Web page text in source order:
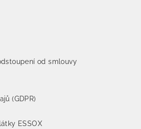
od smlouvy
(GDPR)
ESSOX